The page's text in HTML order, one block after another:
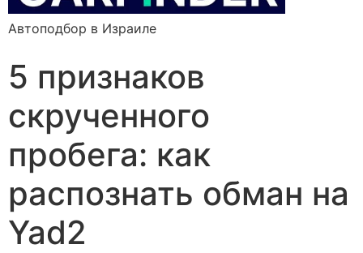
Автоподбор в Израиле
5 признаков
скрученного
пробега: как
распознать обман на
Yad2